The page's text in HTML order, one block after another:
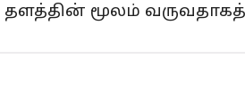
மூலம் வருவதாகத்